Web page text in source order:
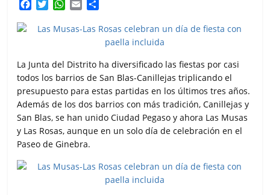
F
o
o
k
T
i
e
r
W
a
A
p
p
E
a
m
r
t
i
r
La Junta del Distrito ha diversificado las fiestas por casi
todos los barrios de San Blas-Canillejas triplicando el
presupuesto para estas partidas en los últimos tres años.
Además de los dos barrios con más tradición, Canillejas y
San Blas, se han unido Ciudad Pegaso y ahora Las Musas
y Las Rosas, aunque en un solo día de celebración en el
Paseo de Ginebra.